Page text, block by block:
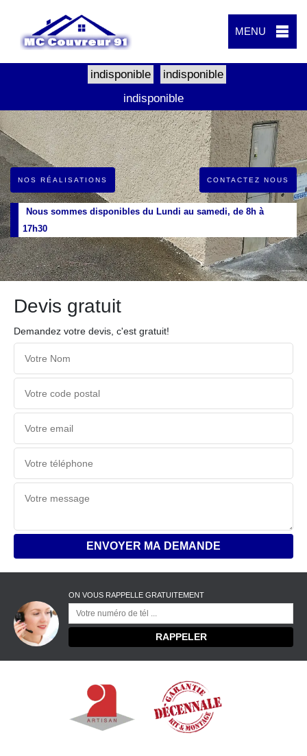
MENU
indisponible
indisponible
indisponible
NOS RÉALISATIONS CONTACTEZ NOUS
Nous sommes disponibles du Lundi au samedi, de 8h à
17h30
Devis gratuit
Demandez votre devis, c'est gratuit!
ON VOUS RAPPELLE GRATUITEMENT